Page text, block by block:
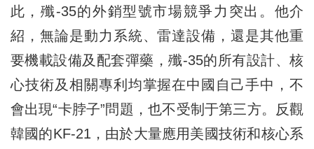
此，殲-35的外銷型號市場競爭力突出。他介
紹，無論是動力系統、雷達設備，還是其他重
要機載設備及配套彈藥，殲-35的所有設計、核
心技術及相關專利均掌握在中國自己手中，不
會出現“卡脖子”問題，也不受制于第三方。反觀
韓國的KF-21，由於大量應用美國技術和核心系